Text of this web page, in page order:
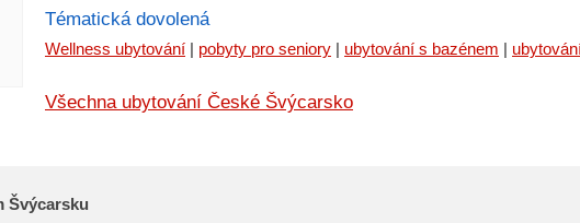
Tématická dovolená
Wellness ubytování | pobyty pro seniory | ubytování s bazénem |
Všechna ubytování České Švýcarsko
Švýcarsku